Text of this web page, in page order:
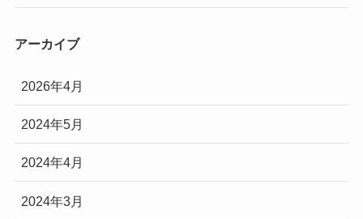
アーカイブ
2026年4月
2024年5月
2024年4月
2024年3月